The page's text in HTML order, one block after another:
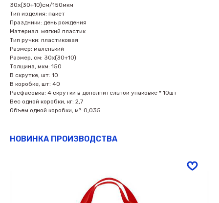
30х(30+10)см/150мкм
Тип изделия: пакет
Праздники: день рождения
Материал: мягкий пластик
Тип ручки: пластиковая
Размер: маленький
Размер, см: 30х(30+10)
Толщина, мкм: 150
В скрутке, шт: 10
В коробке, шт: 40
Расфасовка: 4 скрутки в дополнительной упаковке * 10шт
Вес одной коробки, кг: 2,7
Объем одной коробки, м³: 0,035
НОВИНКА ПРОИЗВОДСТВА